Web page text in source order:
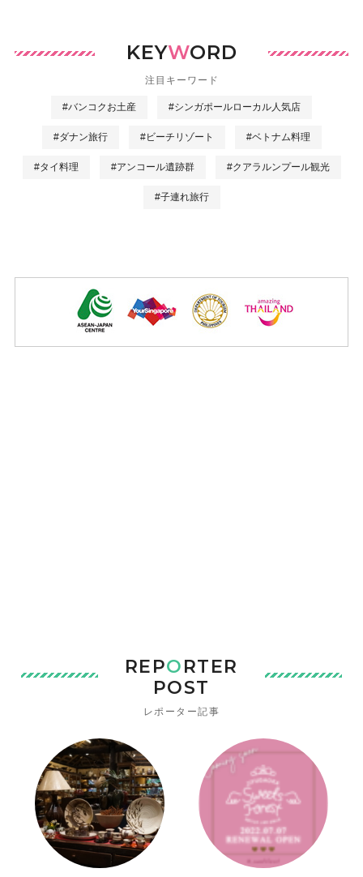
KEYWORD
注目キーワード
#バンコクお土産 #シンガポールローカル人気店
#ダナン旅行 #ビーチリゾート #ベトナム料理
#タイ料理 #アンコール遺跡群 #クアラルンプール観光
#子連れ旅行
REPORTER
POST
レポーター記事